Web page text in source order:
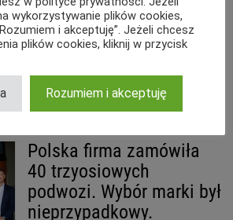
14 października 2025, 14:19
NCAP, który od 2024 roku rozszerzył
ciężarowe, opublikował wyniki nowej
siodłowy Renault Trucks T otrzymał
wynikiem 76%. To wzrost o 2 punkty
Polska firma zamówiła
40 trzyosiowych
podwozi. Wybór marki był
nieprzypadkowy.
wykorzystywanie plików cookies,
i akceptuję”. Jeżeli chcesz
plików cookies, kliknij w przycisk
Rozumiem i akceptuję